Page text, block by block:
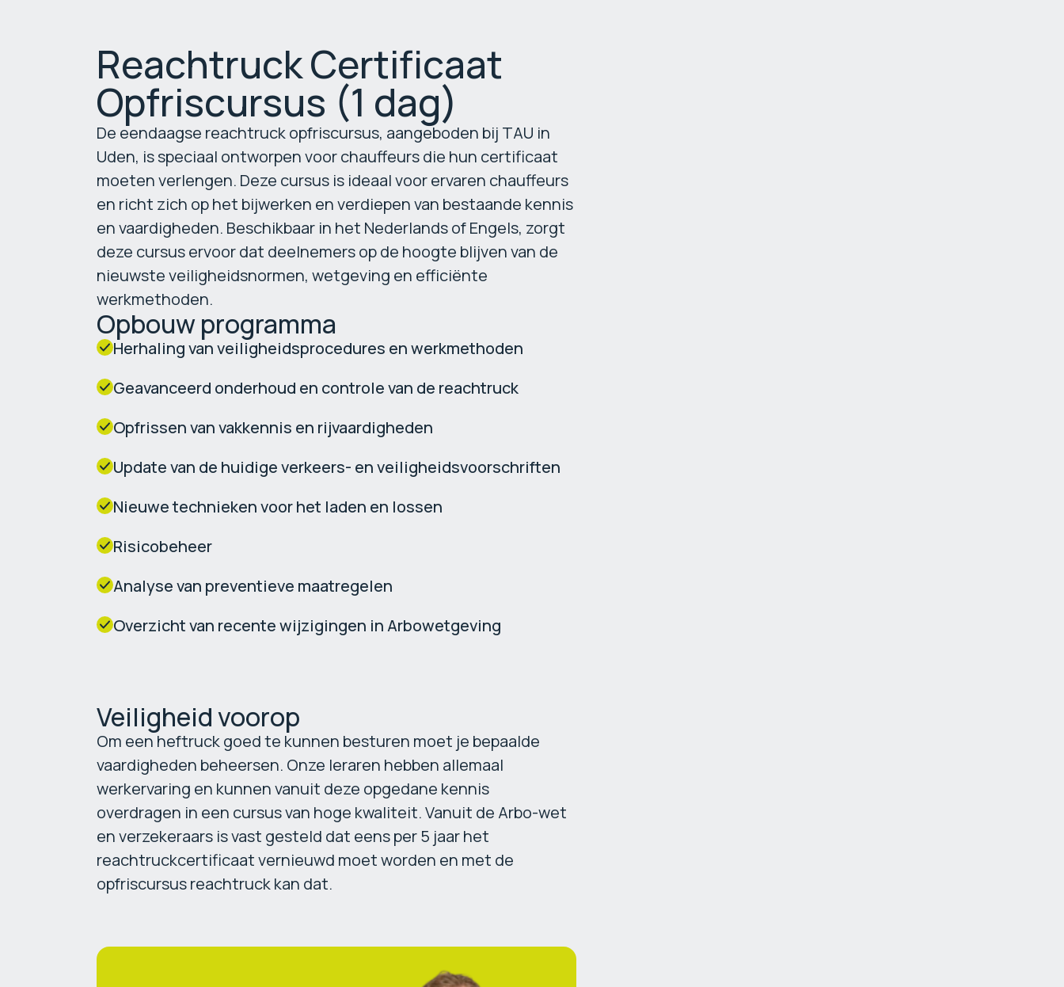
Reachtruck Certificaat
Opfriscursus (1 dag)
De eendaagse reachtruck opfriscursus, aangeboden bij TAU in
Uden, is speciaal ontworpen voor chauffeurs die hun certificaat
moeten verlengen. Deze cursus is ideaal voor ervaren chauffeurs
en richt zich op het bijwerken en verdiepen van bestaande kennis
en vaardigheden. Beschikbaar in het Nederlands of Engels, zorgt
deze cursus ervoor dat deelnemers op de hoogte blijven van de
nieuwste veiligheidsnormen, wetgeving en efficiënte
werkmethoden.
Opbouw programma
Herhaling van veiligheidsprocedures en werkmethoden
Geavanceerd onderhoud en controle van de reachtruck
Opfrissen van vakkennis en rijvaardigheden
Update van de huidige verkeers- en veiligheidsvoorschriften
Nieuwe technieken voor het laden en lossen
Risicobeheer
Analyse van preventieve maatregelen
Overzicht van recente wijzigingen in Arbowetgeving
Veiligheid voorop
Om een heftruck goed te kunnen besturen moet je bepaalde
vaardigheden beheersen. Onze leraren hebben allemaal
werkervaring en kunnen vanuit deze opgedane kennis
overdragen in een cursus van hoge kwaliteit. Vanuit de Arbo-wet
en verzekeraars is vast gesteld dat eens per 5 jaar het
reachtruckcertificaat vernieuwd moet worden en met de
opfriscursus reachtruck kan dat.